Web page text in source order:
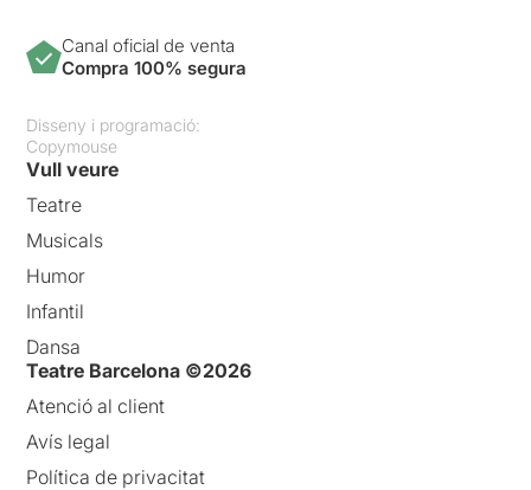
Canal oficial de venta
Compra 100% segura
Disseny i programació:
Copymouse
Vull veure
Teatre
Musicals
Humor
Infantil
Dansa
Teatre Barcelona ©2026
Atenció al client
Avís legal
Política de privacitat